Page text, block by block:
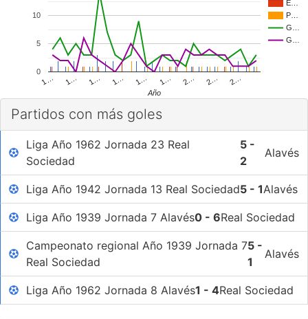
E…
P…
G…
G…
1… 1… 1… 1… 1… 1… 2… 2… 2…
0
5
10
Año
Partidos con más goles
Liga Año 1962 Jornada 23 Real
Sociedad
5 -
2
Alavés
Liga Año 1942 Jornada 13 Real Sociedad5 - 1Alavés
Liga Año 1939 Jornada 7 Alavés0 - 6Real Sociedad
Campeonato regional Año 1939 Jornada 7
Real Sociedad
5 -
1
Alavés
Liga Año 1962 Jornada 8 Alavés1 - 4Real Sociedad